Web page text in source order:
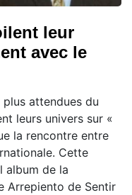
leur
avec le
plus attendues du
leurs univers sur «
la rencontre entre
Cette
album de la
Arrepiento de Sentir